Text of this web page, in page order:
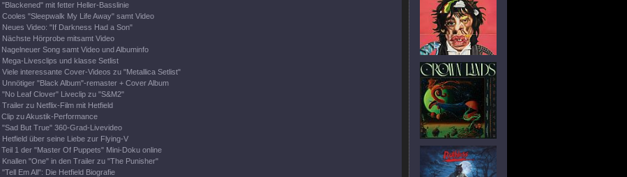
"Blackened" mit fetter Heller-Basslinie
Cooles "Sleepwalk My Life Away" samt Video
Neues Video: "If Darkness Had a Son"
Nächste Hörprobe mitsamt Video
Nagelneuer Song samt Video und Albuminfo
Mega-Livesclips und klasse Setlist
Viele interessante Cover-Videos zu "Metallica Setlist"
Unnötiger "Black Album"-remaster + Cover Album
"No Leaf Clover" Liveclip zu "S&M2"
Trailer zu Netflix-Film mit Hetfield
Clip zu Akustik-Performance
"Sad But True" 360-Grad-Livevideo
Hetfield über seine Liebe zur Flying-V
Teil 1 der "Master Of Puppets" Mini-Doku online
Knallen "One" in den Trailer zu "The Punisher"
"Tell Em All": Die Hetfield Biografie